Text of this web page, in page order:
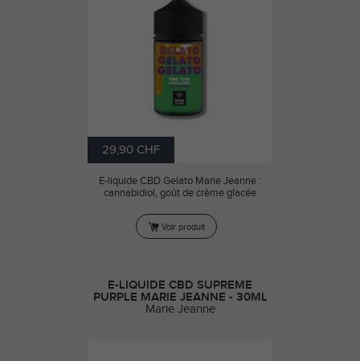
29,90 CHF
E-liquide CBD Gelato Marie Jeanne :
cannabidiol, goût de crème glacée
Voir produit
E-LIQUIDE CBD SUPREME
PURPLE MARIE JEANNE - 30ML
Marie Jeanne